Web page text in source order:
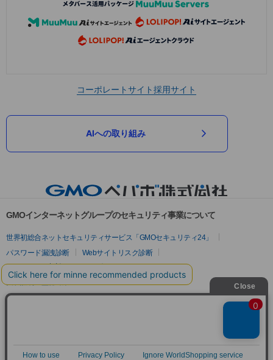
コーポレートサイト採用サイト
AIへの取り組み
GMOインターネットグループのセキュリティ事業について
世界初総合ネットセキュリティサービス「GMOセキュリティ24」
パスワード漏洩診断
Webサイトリスク診断
セキュリティ相談AIチャットボット
実在証明・盗聴対策
サイバー攻撃対策（GMOサイバーセキュリティ byイエラエ）